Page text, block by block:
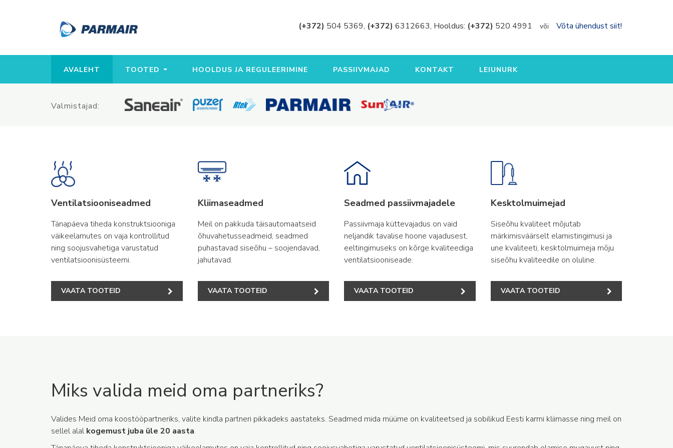
(+372) 504 5369, (+372) 6312663, Hooldus: (+372) 520 4991 või Võta ühendust siit!
AVALEHT TOOTED HOOLDUS JA REGULEERIMINE PASSIIVMAJAD KONTAKT LEIUNURK
Valmistajad:
Ventilatsiooniseadmed
Tänapäeva tiheda konstruktsiooniga
väikeelamutes on vaja kontrollitud
ning soojusvahetiga varustatud
ventilatsioonisüsteemi.
VAATA TOOTEID
Kliimaseadmed
Meil on pakkuda täisautomaatseid
õhuvahetusseadmeid, seadmed
puhastavad siseõhu – soojendavad,
jahutavad.
VAATA TOOTEID
Seadmed passiivmajadele
Passiivmaja küttevajadus on vaid
neljandik tavalise hoone vajadusest,
eeltingimuseks on kõrge kvaliteediga
ventilatsiooniseade.
VAATA TOOTEID
Kesktolmuimejad
Siseõhu kvaliteet mõjutab
märkimisväärselt elamistingimusi ja
une kvaliteeti, kesktolmuimeja mõju
siseõhu kvaliteedile on oluline.
VAATA TOOTEID
Miks valida meid oma partneriks?
Valides Meid oma koostööpartneriks, valite kindla partneri pikkadeks aastateks. Seadmed mida müüme on kvaliteetsed ja sobilikud Eesti karmi kliimasse ning meil on
sellel alalkogemust juba üle 20 aasta.